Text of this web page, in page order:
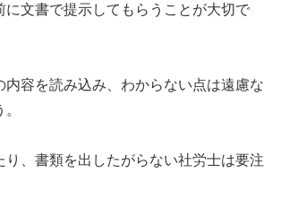
に文書で提示してもらうことが大切で
内容を読み込み、わからない点は遠慮な
り、書類を出したがらない社労士は要注